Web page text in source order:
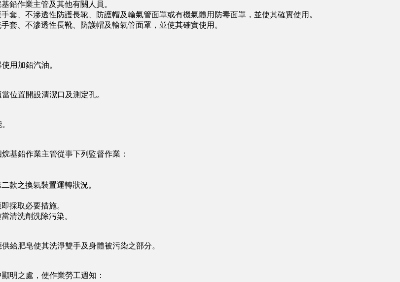
作業主管及其他有關人員。
、不滲透性防護長靴、防護帽及輸氣管面罩或有機氣體用防毒面罩，並使其確實使用。
、不滲透性長靴、防護帽及輸氣管面罩，並使其確實使用。
用加鉛汽油。
位置開設清潔口及測定孔。
基鉛作業主管從事下列監督作業：
款之換氣裝置運轉狀況。
採取必要措施。
清洗劑洗除污染。
給肥皂使其洗淨雙手及身體被污染之部分。
明之處，使作業勞工週知：